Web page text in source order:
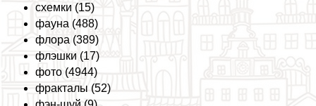
схемки (15)
фауна (488)
флора (389)
флэшки (17)
фото (4944)
фpaкталы (52)